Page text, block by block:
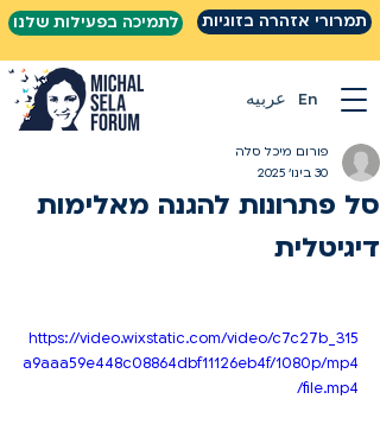
תמרורי אזהרה בזוגיות לתמיכה בפעילות שלנו
عربيه En
סל פתרונות להגנה מאלימות
דיגיטלית
פורום מיכל סלה
30 בינו׳ 2025
https://video.wixstatic.com/video/c7c27b_315
a9aaa59e448c08864dbf11126eb4f/1080p/mp4
/file.mp4